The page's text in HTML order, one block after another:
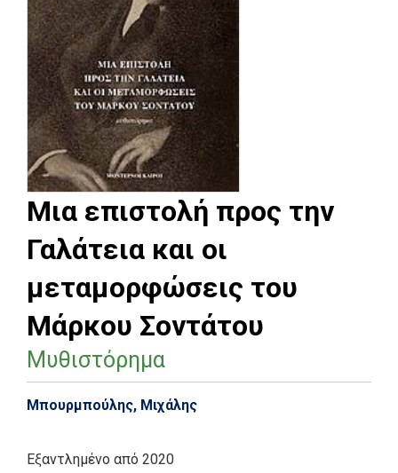
Μια επιστολή προς την
Γαλάτεια και οι
μεταμορφώσεις του
Μάρκου Σοντάτου
Μυθιστόρημα
Μπουρμπούλης, Μιχάλης
Εξαντλημένο από 2020